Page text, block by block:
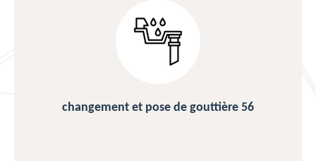
changement et pose de gouttière 56